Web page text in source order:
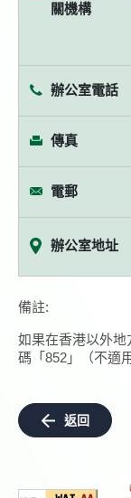
關機構
辦公室電話
傳真
電郵
辦公室地址
備註:
如果在香港以外
碼「852」（不適
返回